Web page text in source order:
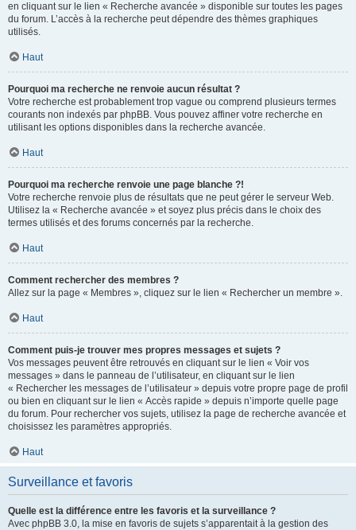
en cliquant sur le lien « Recherche avancée » disponible sur toutes les pages
du forum. L’accès à la recherche peut dépendre des thèmes graphiques
utilisés.
Haut
Pourquoi ma recherche ne renvoie aucun résultat ?
Votre recherche est probablement trop vague ou comprend plusieurs termes
courants non indexés par phpBB. Vous pouvez affiner votre recherche en
utilisant les options disponibles dans la recherche avancée.
Haut
Pourquoi ma recherche renvoie une page blanche ?!
Votre recherche renvoie plus de résultats que ne peut gérer le serveur Web.
Utilisez la « Recherche avancée » et soyez plus précis dans le choix des
termes utilisés et des forums concernés par la recherche.
Haut
Comment rechercher des membres ?
Allez sur la page « Membres », cliquez sur le lien « Rechercher un membre ».
Haut
Comment puis-je trouver mes propres messages et sujets ?
Vos messages peuvent être retrouvés en cliquant sur le lien « Voir vos
messages » dans le panneau de l’utilisateur, en cliquant sur le lien
« Rechercher les messages de l’utilisateur » depuis votre propre page de profil
ou bien en cliquant sur le lien « Accès rapide » depuis n’importe quelle page
du forum. Pour rechercher vos sujets, utilisez la page de recherche avancée et
choisissez les paramètres appropriés.
Haut
Surveillance et favoris
Quelle est la différence entre les favoris et la surveillance ?
Avec phpBB 3.0, la mise en favoris de sujets s’apparentait à la gestion des